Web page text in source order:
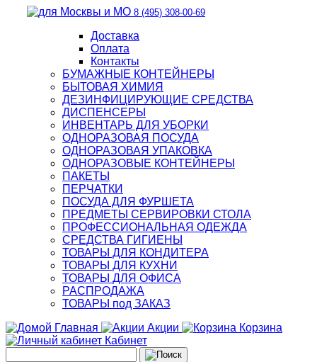
8 (495) 308-00-69
Доставка
Оплата
Контакты
БУМАЖНЫЕ КОНТЕЙНЕРЫ
БЫТОВАЯ ХИМИЯ
ДЕЗИНФИЦИРУЮЩИЕ СРЕДСТВА
ДИСПЕНСЕРЫ
ИНВЕНТАРЬ ДЛЯ УБОРКИ
ОДНОРАЗОВАЯ ПОСУДА
ОДНОРАЗОВАЯ УПАКОВКА
ОДНОРАЗОВЫЕ КОНТЕЙНЕРЫ
ПАКЕТЫ
ПЕРЧАТКИ
ПОСУДА ДЛЯ ФУРШЕТА
ПРЕДМЕТЫ СЕРВИРОВКИ СТОЛА
ПРОФЕССИОНАЛЬНАЯ ОДЕЖДА
СРЕДСТВА ГИГИЕНЫ
ТОВАРЫ ДЛЯ КОНДИТЕРА
ТОВАРЫ ДЛЯ КУХНИ
ТОВАРЫ ДЛЯ ОФИСА
РАСПРОДАЖА
ТОВАРЫ под ЗАКАЗ
Главная
Акции
Корзина
Кабинет